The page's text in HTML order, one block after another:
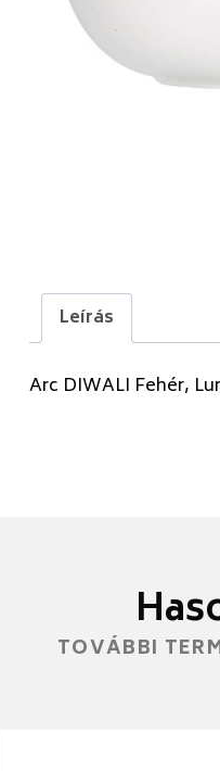
Leírás
Arc DIWALI Fehér,
TOVÁBBI